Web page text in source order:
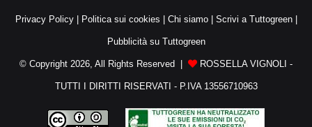
Privacy Policy| Politica sui cookies Chi siamo| Scrivi a Tuttogreen|
Pubblicità su Tuttogreen
© Copyright 2026, All Rights Reserved | ROSSELLA VIGNOLI -
TUTTI I DIRITTI RISERVATI - P.IVA 13556710963